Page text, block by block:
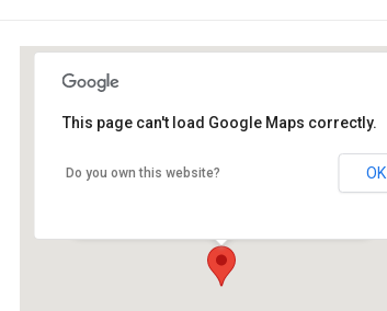
Str. Căderea Bastiliei 56-58,
Clădirea PetroDesign, etaj 6,
This page can't load Google Maps correctly.
Do you own this website? OK